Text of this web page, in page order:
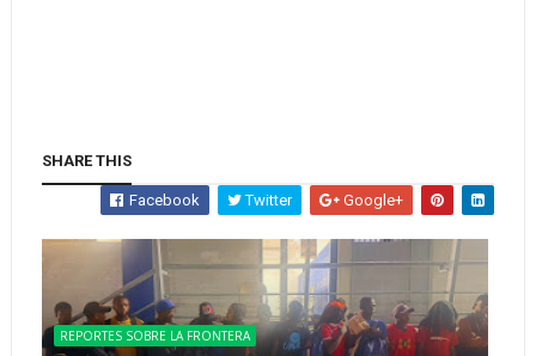
SHARE THIS
Facebook Twitter Google+
REPORTES SOBRE LA FRONTERA